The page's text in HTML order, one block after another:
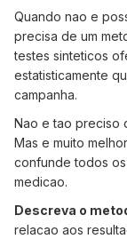
Quando nao e
precisa de um
testes sinteticos
estatisticamente
campanha.
Nao e tao preciso
Mas e muito
confunde todos
medicao.
Descreva o
relacao aos